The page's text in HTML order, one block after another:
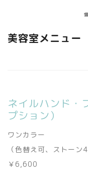
美容室メニュー
ネイルハンド・
プション）
ワンカラー
（色替え可、ストーン4
￥6,600